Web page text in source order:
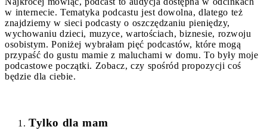
w internecie. Tematyka podcastu jest dowolna, dlatego też
znajdziemy w sieci podcasty o oszczędzaniu pieniędzy,
wychowaniu dzieci, muzyce, wartościach, biznesie, rozwoju
osobistym. Poniżej wybrałam pięć podcastów, które mogą
przypaść do gustu mamie z maluchami w domu. To były moje
podcastowe początki. Zobacz, czy spośród propozycji coś
będzie dla ciebie.
Tylko dla mam